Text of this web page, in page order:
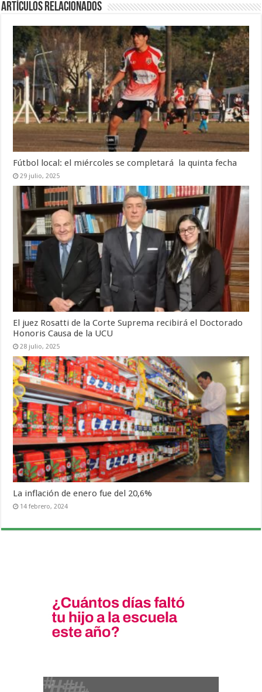
Artículos Relacionados
Fútbol local: el miércoles se completará la quinta fecha
29 julio, 2025
El juez Rosatti de la Corte Suprema recibirá el Doctorado
Honoris Causa de la UCU
28 julio, 2025
La inflación de enero fue del 20,6%
14 febrero, 2024